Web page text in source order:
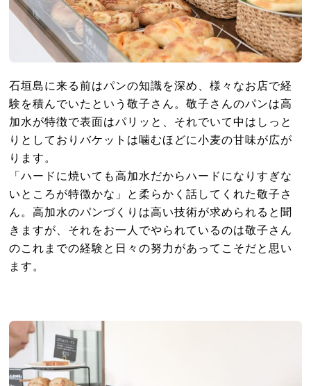
石垣島に来る前はパンの知識を深め、様々なお店で経
験を積んでいたという敬子さん。敬子さんのパンは高
加水が特徴で表面はパリッと、それでいて中はしっと
りとしておりバケットは噛むほどに小麦の甘味が広が
ります。
「ハードに焼いても高加水だからハードになりすぎな
いところが特徴かな」と柔らかく話してくれた敬子さ
ん。高加水のパンづくりは高い技術が求められると聞
きますが、それをお一人でやられているのは敬子さん
のこれまでの経験と日々の努力があってこそだと思い
ます。